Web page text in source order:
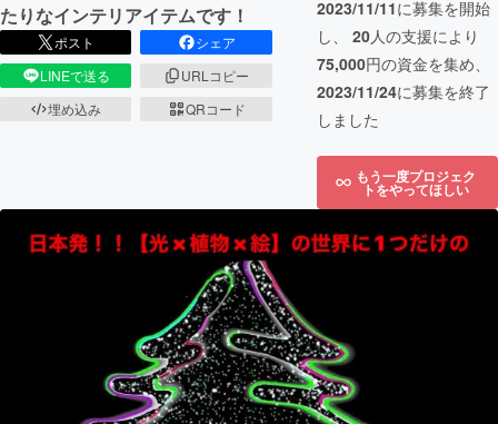
たりなインテリアイテムです！
ポスト
シェア
LINEで送る
URLコピー
埋め込み
QRコード
2023/11/11に募集を開始
し、 20人の支援により
75,000円の資金を集め、
2023/11/24に募集を終了
しました
もう一度プロジェク
トをやってほしい